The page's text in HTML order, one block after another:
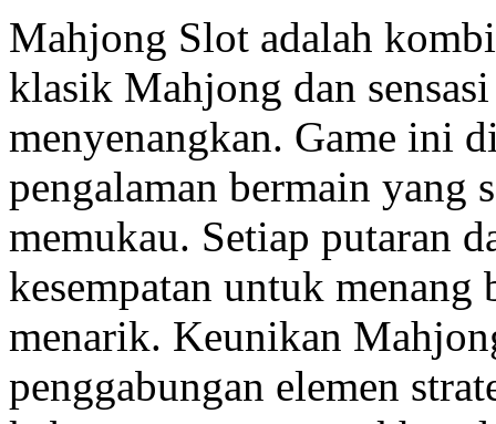
Mahjong Slot adalah
klasik Mahjong dan
menyenangkan. Game ini
pengalaman bermain yang
memukau. Setiap putaran
kesempatan untuk
menarik. Keunikan
penggabungan elemen